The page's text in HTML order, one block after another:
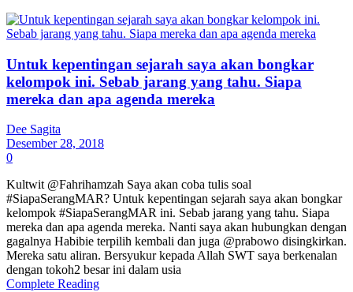
Untuk kepentingan sejarah saya akan bongkar
kelompok ini. Sebab jarang yang tahu. Siapa
mereka dan apa agenda mereka
Dee Sagita
Desember 28, 2018
0
Kultwit @Fahrihamzah Saya akan coba tulis soal
#SiapaSerangMAR? Untuk kepentingan sejarah saya akan bongkar
kelompok #SiapaSerangMAR ini. Sebab jarang yang tahu. Siapa
mereka dan apa agenda mereka. Nanti saya akan hubungkan dengan
gagalnya Habibie terpilih kembali dan juga @prabowo disingkirkan.
Mereka satu aliran. Bersyukur kepada Allah SWT saya berkenalan
dengan tokoh2 besar ini dalam usia
Complete Reading